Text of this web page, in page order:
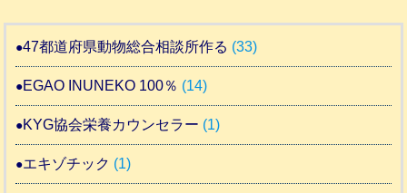
47都道府県動物総合相談所作る (33)
EGAO INUNEKO 100％ (14)
KYG協会栄養カウンセラー (1)
エキゾチック (1)